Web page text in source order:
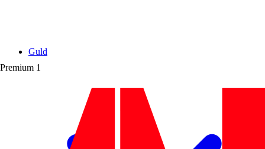
Premium 1
Guld